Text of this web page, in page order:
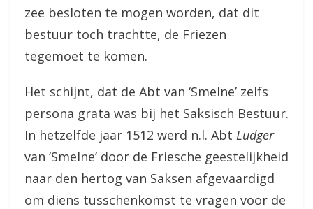
zee besloten te mogen worden, dat dit
bestuur toch trachtte, de Friezen
tegemoet te komen.
Het schijnt, dat de Abt van ‘Smelne’ zelfs
persona grata was bij het Saksisch Bestuur.
In hetzelfde jaar 1512 werd n.l. Abt Ludger
van ‘Smelne’ door de Friesche geestelijkheid
naar den hertog van Saksen afgevaardigd
om diens tusschenkomst te vragen voor de